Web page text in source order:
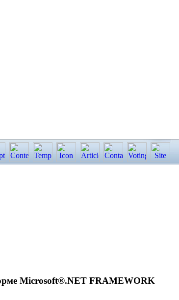
Microsoft®.NET FRAMEWORK